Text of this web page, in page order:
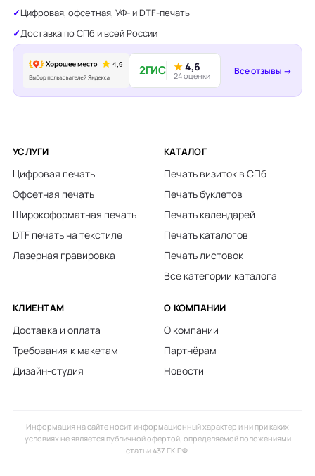
Цифровая, офсетная, УФ- и DTF-печать
Доставка по СПб и всей России
2ГИС ★4,6
24 оценки Все отзывы →
УСЛУГИ
Цифровая печать
Офсетная печать
Широкоформатная печать
DTF печать на текстиле
Лазерная гравировка
КАТАЛОГ
Печать визиток в СПб
Печать буклетов
Печать календарей
Печать каталогов
Печать листовок
Все категории каталога
КЛИЕНТАМ
Доставка и оплата
Требования к макетам
Дизайн-студия
О КОМПАНИИ
О компании
Партнёрам
Новости
Информация на сайте носит информационный характер и ни при каких
условиях не является публичной офертой, определяемой положениями
статьи 437 ГК РФ.